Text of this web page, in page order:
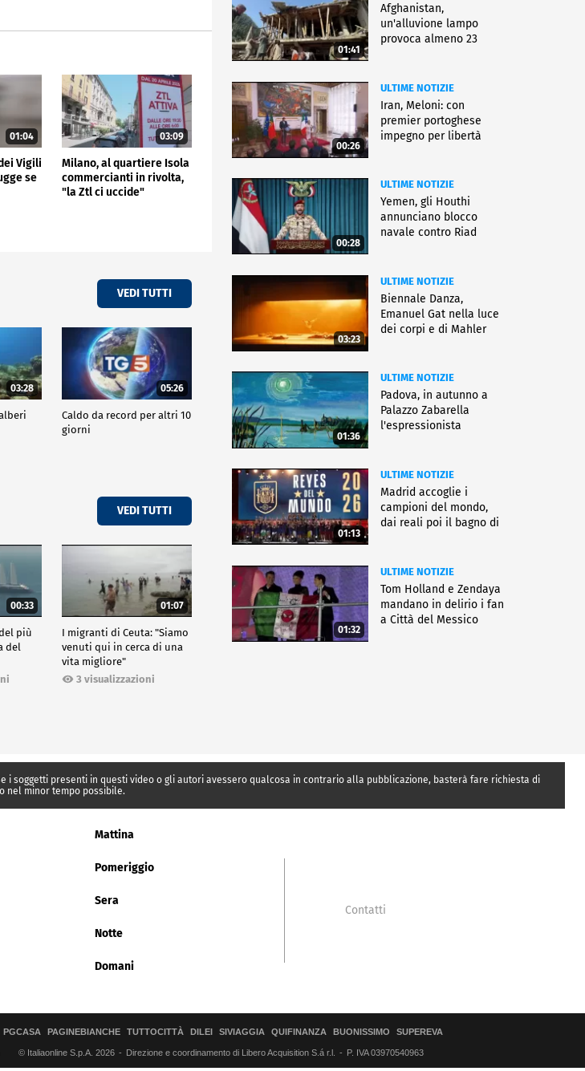
01:04
Vigili
se
03:09
Milano, al quartiere Isola
commercianti in rivolta,
"la Ztl ci uccide"
VEDI TUTTI
03:28 05:26
Caldo da record per altri 10
giorni
VEDI TUTTI
00:33
più
del
01:07
I migranti di Ceuta: "Siamo
venuti qui in cerca di una
vita migliore"
3 visualizzazioni
01:41
Afghanistan,
un'alluvione lampo
provoca almeno 23
00:26
ULTIME NOTIZIE
Iran, Meloni: con
premier portoghese
impegno per libertà
00:28
ULTIME NOTIZIE
Yemen, gli Houthi
annunciano blocco
navale contro Riad
03:23
ULTIME NOTIZIE
Biennale Danza,
Emanuel Gat nella luce
dei corpi e di Mahler
01:36
ULTIME NOTIZIE
Padova, in autunno a
Palazzo Zabarella
l'espressionista
01:13
ULTIME NOTIZIE
Madrid accoglie i
campioni del mondo,
dai reali poi il bagno di
01:32
ULTIME NOTIZIE
Tom Holland e Zendaya
mandano in delirio i fan
a Città del Messico
soggetti presenti in questi video o gli autori avessero qualcosa in contrario alla pubblicazione, basterà fare richiesta di
nel minor tempo possibile.
Mattina
Pomeriggio
Sera
Notte
Domani
Contatti
PGCASA PAGINEBIANCHE TUTTOCITTÀ DILEI SIVIAGGIA QUIFINANZA BUONISSIMO SUPEREVA
© Italiaonline S.p.A. 2026 Direzione e coordinamento di Libero Acquisition S.á r.l. P. IVA 03970540963